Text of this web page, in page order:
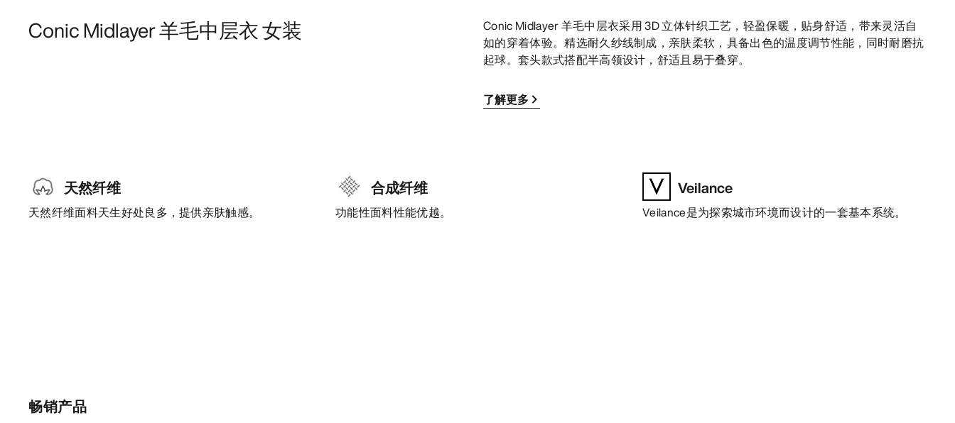
Conic Midlayer 羊毛中层衣 女装
Conic Midlayer 羊毛中层衣采用 3D 立体针织工艺，轻盈保暖，贴身舒适，带来灵活自
如的穿着体验。精选耐久纱线制成，亲肤柔软，具备出色的温度调节性能，同时耐磨抗
起球。套头款式搭配半高领设计，舒适且易于叠穿。
了解更多
天然纤维
天然纤维面料天生好处良多，提供亲肤触感。
合成纤维
功能性面料性能优越。
Veilance
Veilance是为探索城市环境而设计的一套基本系统。
畅销产品